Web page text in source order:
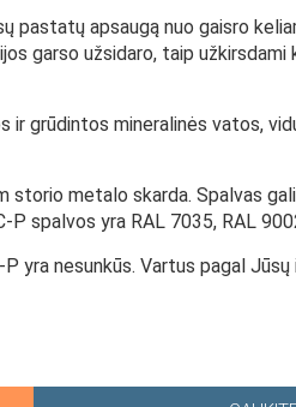
pastatų apsaugą nuo gaisro
garso užsidaro, taip
ir grūdintos mineralinės vatos,
storio metalo skarda. Spalvas
P spalvos yra RAL 7035, RAL
yra nesunkūs. Vartus pagal